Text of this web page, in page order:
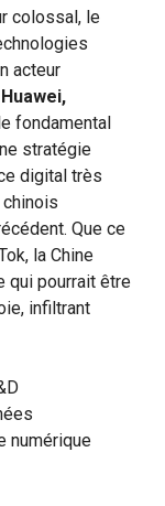
colossal, le
acteur
Huawei,
fondamental
stratégie
digital très
Que ce
la Chine
qui pourrait être
infiltrant
numérique